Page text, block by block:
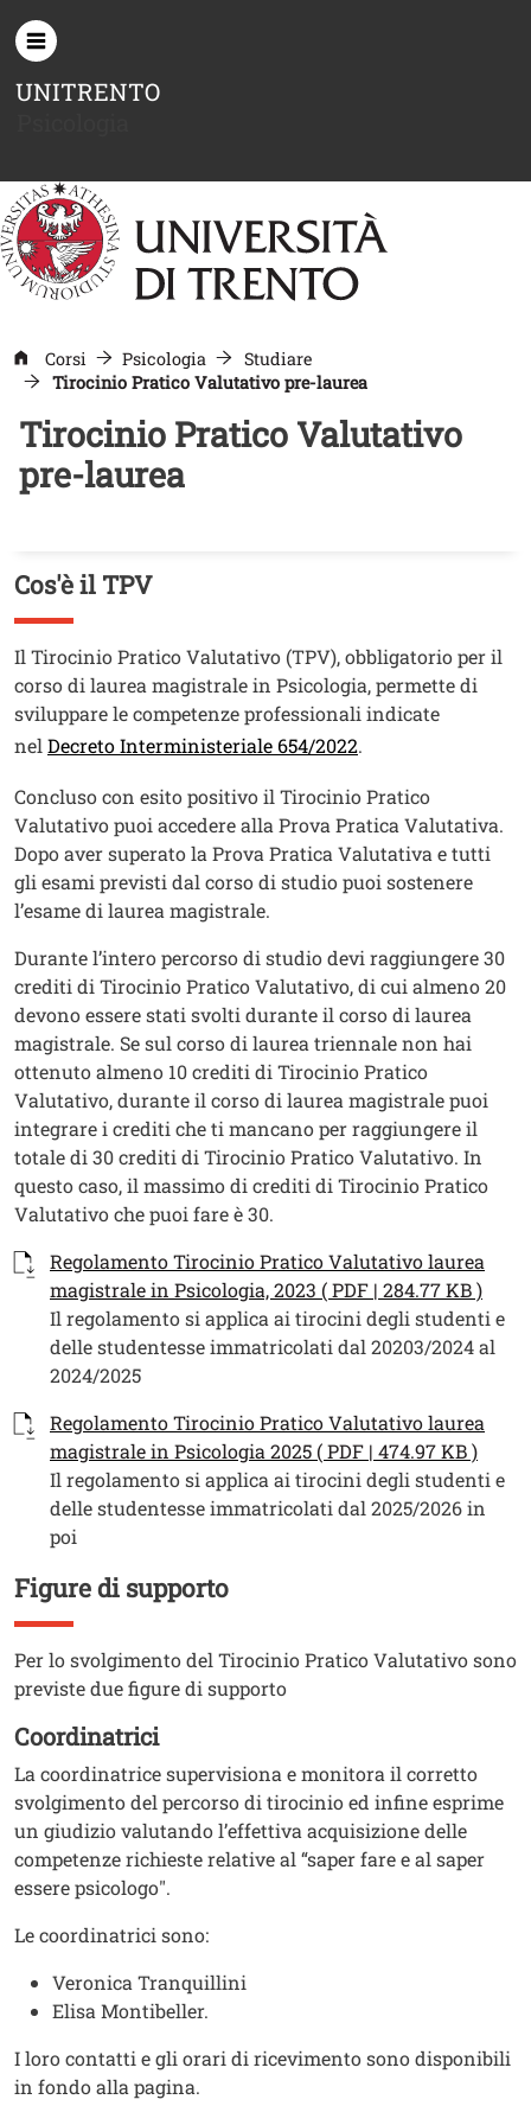
UNITRENTO
Corsi Psicologia
Studiare
Tirocinio Pratico Valutativo pre-laurea
Tirocinio Pratico Valutativo
pre-laurea
Titolo
Cos'è il TPV
Testo
Il Tirocinio Pratico Valutativo (TPV), obbligatorio per il
corso di laurea magistrale in Psicologia, permette di
sviluppare le competenze professionali indicate
nelDecreto Interministeriale 654/2022.
Concluso con esito positivo il Tirocinio Pratico
Valutativo puoi accedere alla Prova Pratica Valutativa.
Dopo aver superato la Prova Pratica Valutativa e tutti
gli esami previsti dal corso di studio puoi sostenere
l’esame di laurea magistrale.
Durante l’intero percorso di studio devi raggiungere 30
crediti di Tirocinio Pratico Valutativo, di cui almeno 20
devono essere stati svolti durante il corso di laurea
magistrale. Se sul corso di laurea triennale non hai
ottenuto almeno 10 crediti di Tirocinio Pratico
Valutativo, durante il corso di laurea magistrale puoi
integrare i crediti che ti mancano per raggiungere il
totale di 30 crediti di Tirocinio Pratico Valutativo. In
questo caso, il massimo di crediti di Tirocinio Pratico
Valutativo che puoi fare è 30.
Documenti
Documento
Regolamento Tirocinio Pratico Valutativo laurea
magistrale in Psicologia, 2023 ( PDF | 284.77 KB )
Il regolamento si applica ai tirocini degli studenti e
delle studentesse immatricolati dal 20203/2024 al
2024/2025
Documento
Regolamento Tirocinio Pratico Valutativo laurea
magistrale in Psicologia 2025 ( PDF | 474.97 KB )
Il regolamento si applica ai tirocini degli studenti e
delle studentesse immatricolati dal 2025/2026 in
poi
Titolo
Figure di supporto
Testo
Per lo svolgimento del Tirocinio Pratico Valutativo sono
previste due figure di supporto
Coordinatrici
La coordinatrice supervisiona e monitora il corretto
svolgimento del percorso di tirocinio ed infine esprime
un giudizio valutando l’effettiva acquisizione delle
competenze richieste relative al “saper fare e al saper
essere psicologo".
Le coordinatrici sono:
Veronica Tranquillini
Elisa Montibeller.
I loro contatti e gli orari di ricevimento sono disponibili
in fondo alla pagina.